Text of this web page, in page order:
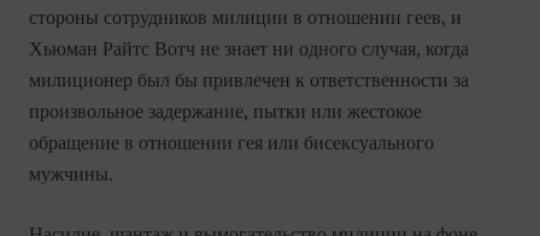
стороны сотрудников милиции в отношении геев, и
Хьюман Райтс Вотч не знает ни одного случая, когда
милиционер был бы привлечен к ответственности за
произвольное задержание, пытки или жестокое
обращение в отношении гея или бисексуального
мужчины.